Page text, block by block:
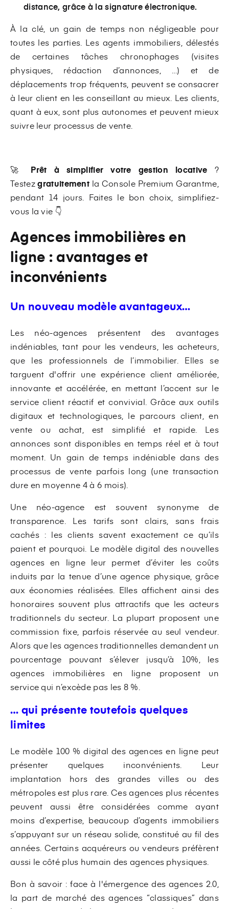
distance, grâce à la signature électronique.
À la clé, un gain de temps non négligeable pour
toutes les parties. Les agents immobiliers, délestés
de certaines tâches chronophages (visites
physiques, rédaction d’annonces, …) et de
déplacements trop fréquents, peuvent se consacrer
à leur client en les conseillant au mieux. Les clients,
quant à eux, sont plus autonomes et peuvent mieux
suivre leur processus de vente.
🚀 Prêt à simplifier votre gestion locative ?
Testezgratuitement la Console Premium Garantme,
pendant 14 jours. Faites le bon choix, simplifiez-
vous la vie 👇
Agences immobilières en
ligne : avantages et
inconvénients
Un nouveau modèle avantageux…
Les néo-agences présentent des avantages
indéniables, tant pour les vendeurs, les acheteurs,
que les professionnels de l’immobilier. Elles se
targuent d'offrir une expérience client améliorée,
innovante et accélérée, en mettant l’accent sur le
service client réactif et convivial. Grâce aux outils
digitaux et technologiques, le parcours client, en
vente ou achat, est simplifié et rapide. Les
annonces sont disponibles en temps réel et à tout
moment. Un gain de temps indéniable dans des
processus de vente parfois long (une transaction
dure en moyenne 4 à 6 mois).
Une néo-agence est souvent synonyme de
transparence. Les tarifs sont clairs, sans frais
cachés : les clients savent exactement ce qu’ils
paient et pourquoi. Le modèle digital des nouvelles
agences en ligne leur permet d’éviter les coûts
induits par la tenue d’une agence physique, grâce
aux économies réalisées. Elles affichent ainsi des
honoraires souvent plus attractifs que les acteurs
traditionnels du secteur. La plupart proposent une
commission fixe, parfois réservée au seul vendeur.
Alors que les agences traditionnelles demandent un
pourcentage pouvant s’élever jusqu’à 10%, les
agences immobilières en ligne proposent un
service qui n’excède pas les 8 %.
… qui présente toutefois quelques
limites
Le modèle 100 % digital des agences en ligne peut
présenter quelques inconvénients. Leur
implantation hors des grandes villes ou des
métropoles est plus rare. Ces agences plus récentes
peuvent aussi être considérées comme ayant
moins d’expertise, beaucoup d’agents immobiliers
s’appuyant sur un réseau solide, constitué au fil des
années. Certains acquéreurs ou vendeurs préfèrent
aussi le côté plus humain des agences physiques.
Bon à savoir : face à l'émergence des agences 2.0,
la part de marché des agences “classiques” dans